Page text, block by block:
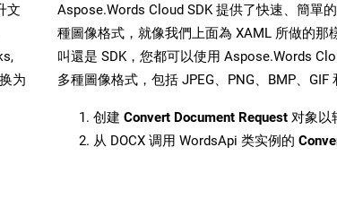
文
为
Aspose.Words Cloud SDK 提供了快速、簡單
種圖像格式，就像我們上面為 XAML 所做的那
叫還是 SDK，您都可以使用 Aspose.Words
多種圖像格式，包括 JPEG、PNG、BMP、GIF
创建 Convert Document Request 对象以
从 DOCX 调用 WordsApi 类实例的